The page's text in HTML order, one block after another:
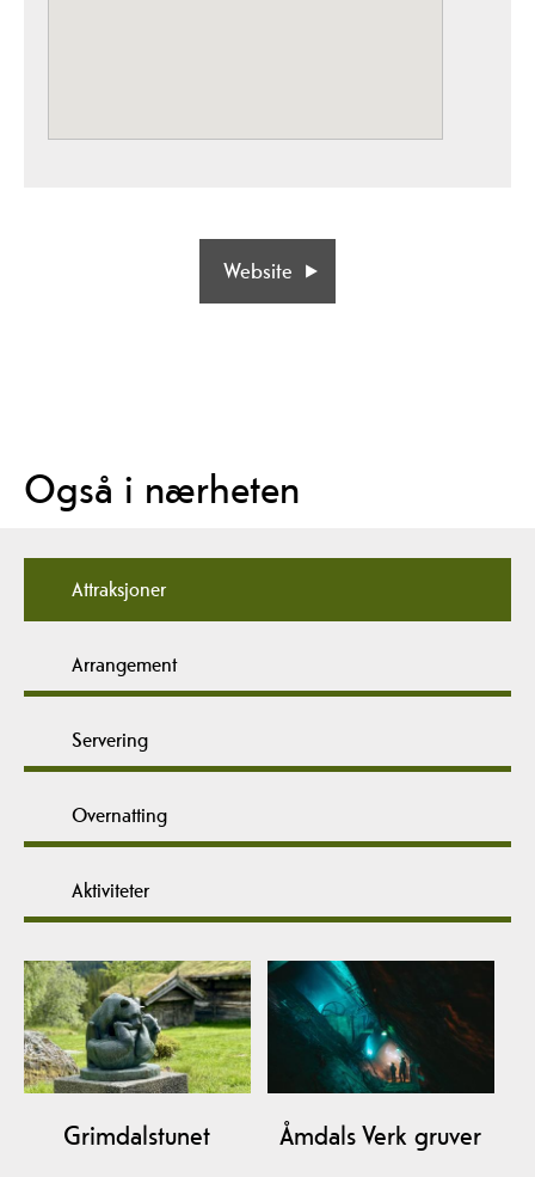
Website
Også i nærheten
Attraksjoner
Arrangement
Servering
Overnatting
Aktiviteter
Grimdalstunet Åmdals Verk gruver